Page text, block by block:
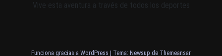
Vive esta aventura a través de todos los deportes
Funciona gracias a WordPress | Tema: Newsup de Themeansar